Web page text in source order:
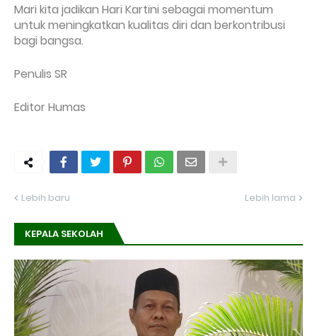
Mari kita jadikan Hari Kartini sebagai momentum
untuk meningkatkan kualitas diri dan berkontribusi
bagi bangsa.
Penulis SR
Editor Humas
Lebih baru Lebih lama
KEPALA SEKOLAH